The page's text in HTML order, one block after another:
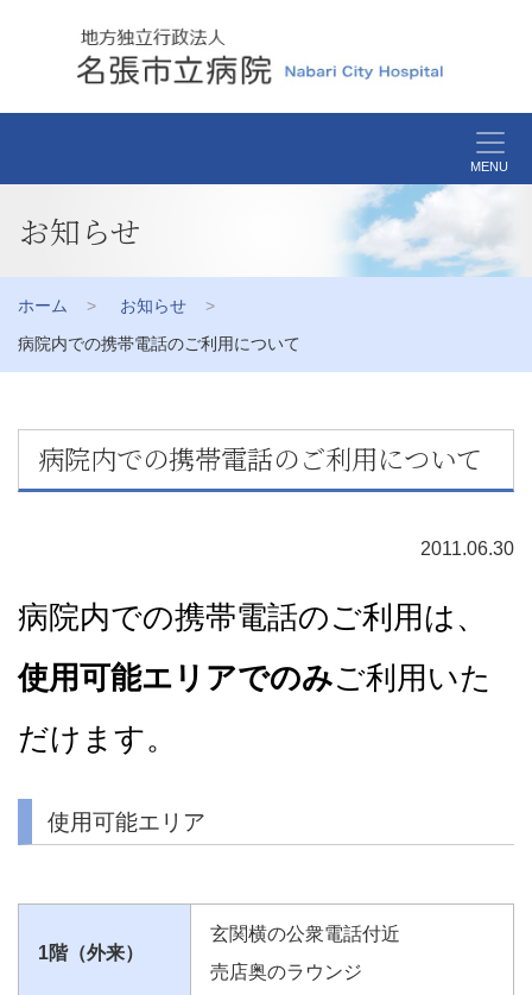
MENU
お知らせ
ホーム
お知らせ
病院内での携帯電話のご利用について
病院内での携帯電話のご利用について
2011.06.30
病院内での携帯電話のご利用は、
使用可能エリアでのみご利用いた
だけます。
使用可能エリア
1階（外来）
玄関横の公衆電話付近
売店奥のラウンジ